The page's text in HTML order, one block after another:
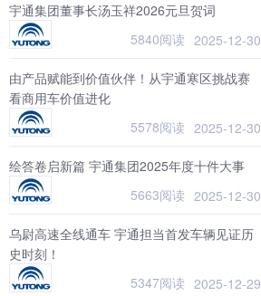
宇通集团董事长汤玉祥2026元旦贺词
5840阅读 2025-12-30
由产品赋能到价值伙伴！从宇通寒区挑战赛
看商用车价值进化
5578阅读 2025-12-30
绘答卷启新篇 宇通集团2025年度十件大事
5663阅读 2025-12-30
乌尉高速全线通车 宇通担当首发车辆见证历
史时刻！
5347阅读 2025-12-29